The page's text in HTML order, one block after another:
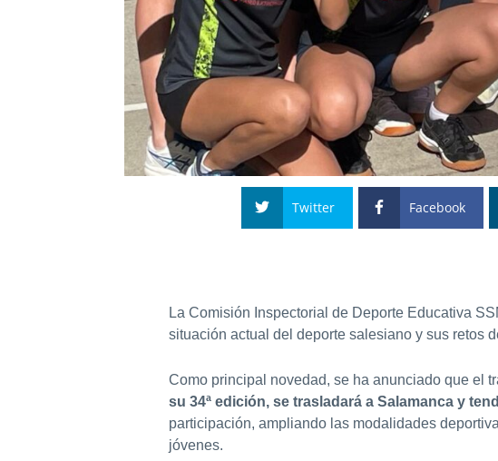
Twitter Facebook
La Comisión Inspectorial de Deporte Educativa
situación actual del deporte salesiano y sus retos
Como principal novedad, se ha anunciado que el
su 34ª edición, se trasladará a Salamanca y
participación, ampliando las modalidades
jóvenes.